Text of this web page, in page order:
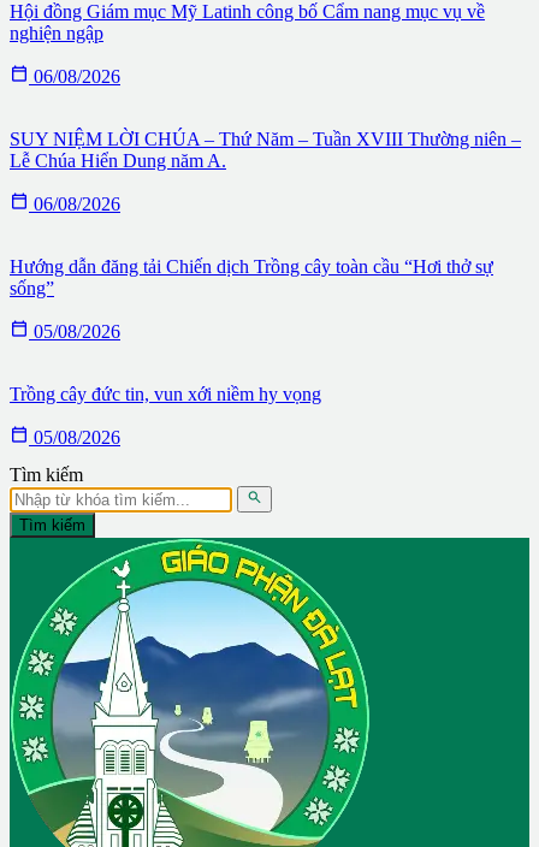
Hội đồng Giám mục Mỹ Latinh công bố Cẩm nang mục vụ về
nghiện ngập
 06/08/2026
SUY NIỆM LỜI CHÚA – Thứ Năm – Tuần XVIII Thường niên –
Lễ Chúa Hiển Dung năm A.
 06/08/2026
Hướng dẫn đăng tải Chiến dịch Trồng cây toàn cầu “Hơi thở sự
sống”
 05/08/2026
Trồng cây đức tin, vun xới niềm hy vọng
 05/08/2026
Tìm kiếm

Tìm kiếm